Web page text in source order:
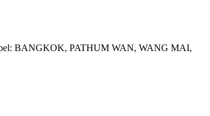
BANGKOK, PATHUM WAN, WANG MAI,